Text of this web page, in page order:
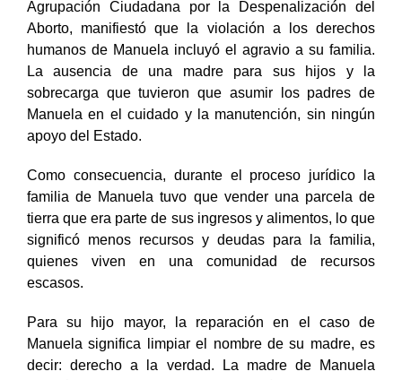
Agrupación Ciudadana por la Despenalización del
Aborto, manifiestó que la violación a los derechos
humanos de Manuela incluyó el agravio a su familia.
La ausencia de una madre para sus hijos y la
sobrecarga que tuvieron que asumir los padres de
Manuela en el cuidado y la manutención, sin ningún
apoyo del Estado.
Como consecuencia, durante el proceso jurídico la
familia de Manuela tuvo que vender una parcela de
tierra que era parte de sus ingresos y alimentos, lo que
significó menos recursos y deudas para la familia,
quienes viven en una comunidad de recursos
escasos.
Para su hijo mayor, la reparación en el caso de
Manuela significa limpiar el nombre de su madre, es
decir: derecho a la verdad. La madre de Manuela